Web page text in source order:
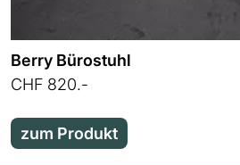
Berry Bürostuhl
CHF 820.-
zum Produkt